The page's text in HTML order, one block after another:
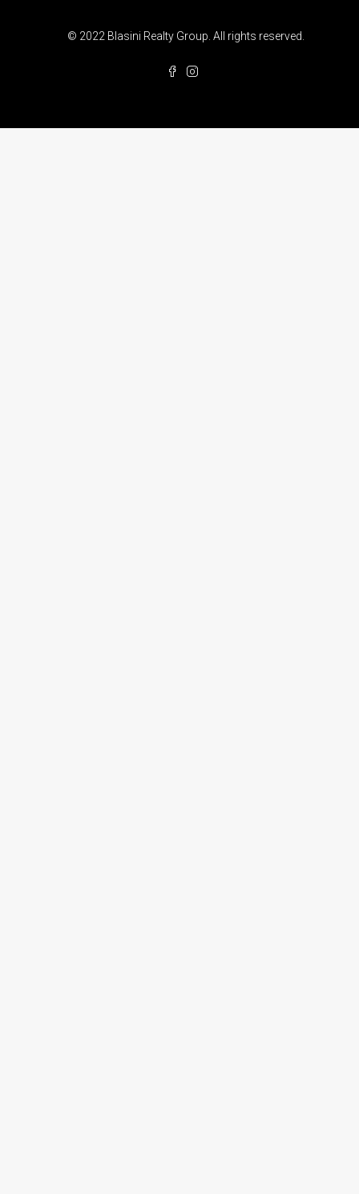
© 2022 Blasini Realty Group. All rights reserved.